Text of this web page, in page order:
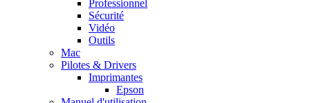
Professionnel
Sécurité
Vidéo
Outils
Mac
Pilotes & Drivers
Imprimantes
Epson